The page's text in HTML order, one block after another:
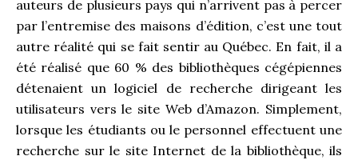
auteurs de plusieurs pays qui n’arrivent pas à percer
par l’entremise des maisons d’édition, c’est une tout
autre réalité qui se fait sentir au Québec. En fait, il a
été réalisé que 60 % des bibliothèques cégépiennes
détenaient un logiciel de recherche dirigeant les
utilisateurs vers le site Web d’Amazon. Simplement,
lorsque les étudiants ou le personnel effectuent une
recherche sur le site Internet de la bibliothèque, ils